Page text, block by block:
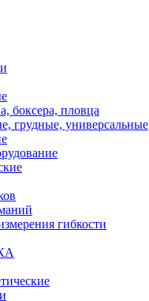
боксера, пловца
грудные, универсальные
гибкости